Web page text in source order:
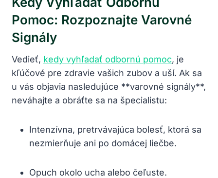
Pomoc: Rozpoznajte Varovné
Signály
Vedieť, kedy vyhľadať odbornú pomoc, je
kľúčové pre zdravie vašich zubov a uší. Ak sa
u vás objavia nasledujúce **varovné signály**,
neváhajte a obráťte sa na špecialistu:
Intenzívna, pretrvávajúca bolesť, ktorá sa
nezmierňuje ani po domácej liečbe.
Opuch okolo ucha alebo čeľuste.